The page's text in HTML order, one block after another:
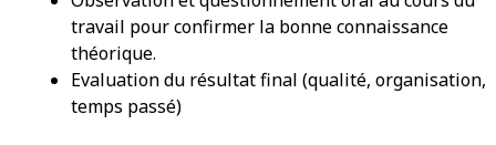
travail pour confirmer la bonne connaissance
théorique.
Evaluation du résultat final (qualité, organisation,
temps passé)